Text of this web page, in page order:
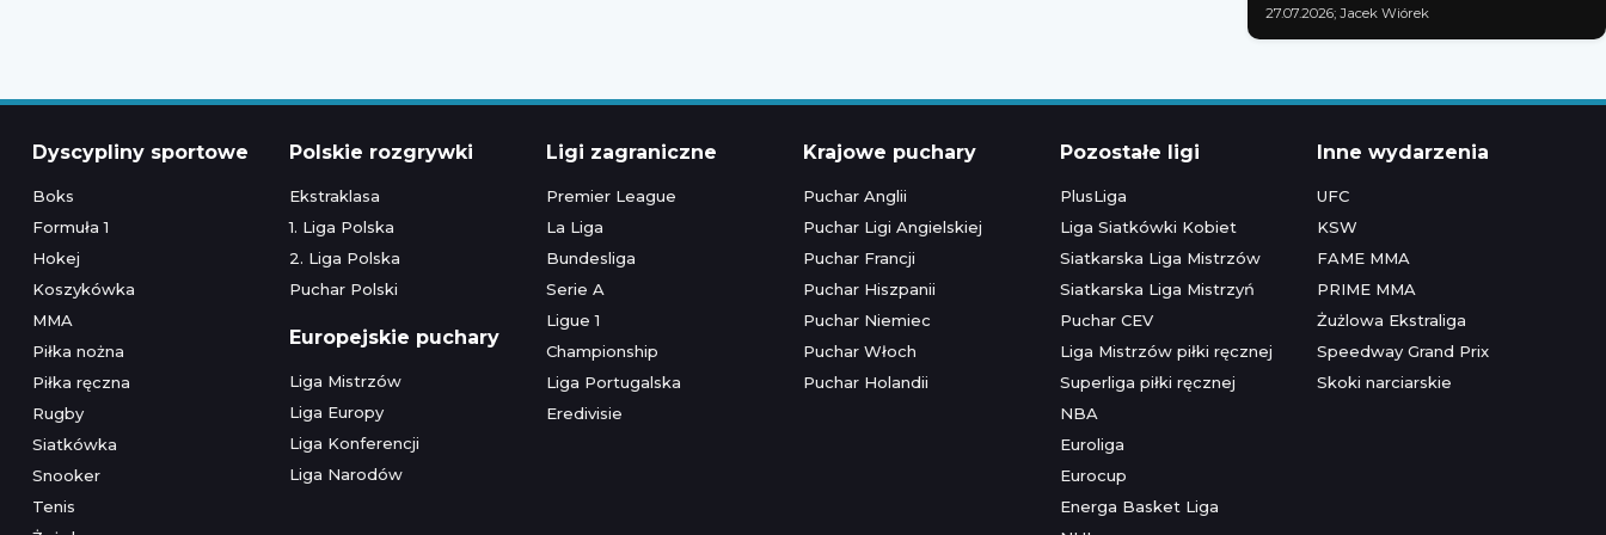
27.07.2026; Jacek Wiórek
Dyscypliny sportowe
Boks
Formuła 1
Hokej
Koszykówka
MMA
Piłka nożna
Piłka ręczna
Rugby
Siatkówka
Snooker
Tenis
Polskie rozgrywki
Ekstraklasa
1. Liga Polska
2. Liga Polska
Puchar Polski
Europejskie puchary
Liga Mistrzów
Liga Europy
Liga Konferencji
Liga Narodów
Ligi zagraniczne
Premier League
La Liga
Bundesliga
Serie A
Ligue 1
Championship
Liga Portugalska
Eredivisie
Krajowe puchary
Puchar Anglii
Puchar Ligi Angielskiej
Puchar Francji
Puchar Hiszpanii
Puchar Niemiec
Puchar Włoch
Puchar Holandii
Pozostałe ligi
PlusLiga
Liga Siatkówki Kobiet
Siatkarska Liga Mistrzów
Siatkarska Liga Mistrzyń
Puchar CEV
Liga Mistrzów piłki ręcznej
Superliga piłki ręcznej
NBA
Euroliga
Eurocup
Energa Basket Liga
Inne wydarzenia
UFC
KSW
FAME MMA
PRIME MMA
Żużlowa Ekstraliga
Speedway Grand Prix
Skoki narciarskie